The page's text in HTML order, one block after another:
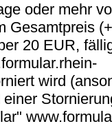
oder mehr
Gesamtpreis
20 EUR,
wird